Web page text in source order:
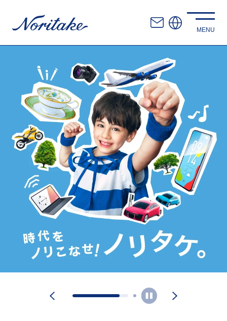
地球を元気に
社会を便利に
人と社会を幸福に
中期経営計画